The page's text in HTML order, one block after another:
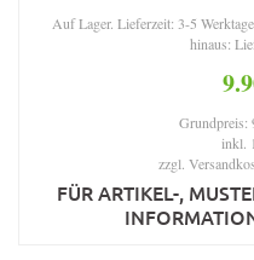
Auf Lager. Lieferzeit: 3-5
hinaus:
Grundpreis:
inkl.
zzgl.
FÜR ARTIKEL-,